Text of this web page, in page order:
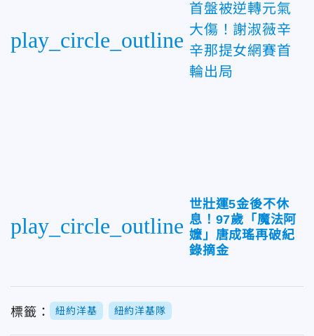
play_circle_outline
首盤被逆轉元氣
大傷！謝淑薇辛
辛那提女網賽首
輪出局
play_circle_outline
世壯運5金後不休
息！97歲「魔法阿
嬤」唐成瑤再破紀
錄摘金
標籤： 紐約洋基 紐約洋基隊